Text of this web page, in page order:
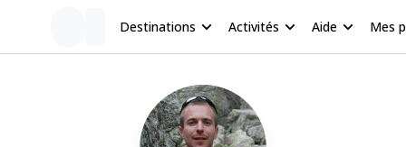
Destinations Activités Aide Mes